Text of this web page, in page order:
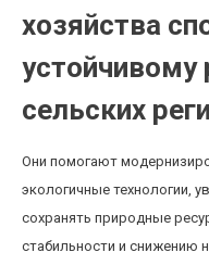
хозяйства
устойчивому
сельских
Они помогают
экологичные технологии,
сохранять природные
стабильности и снижению